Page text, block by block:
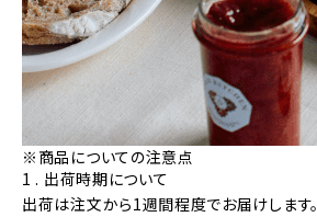
※商品についての注意点
1 . 出荷時期について
出荷は注文から1週間程度でお届けします。